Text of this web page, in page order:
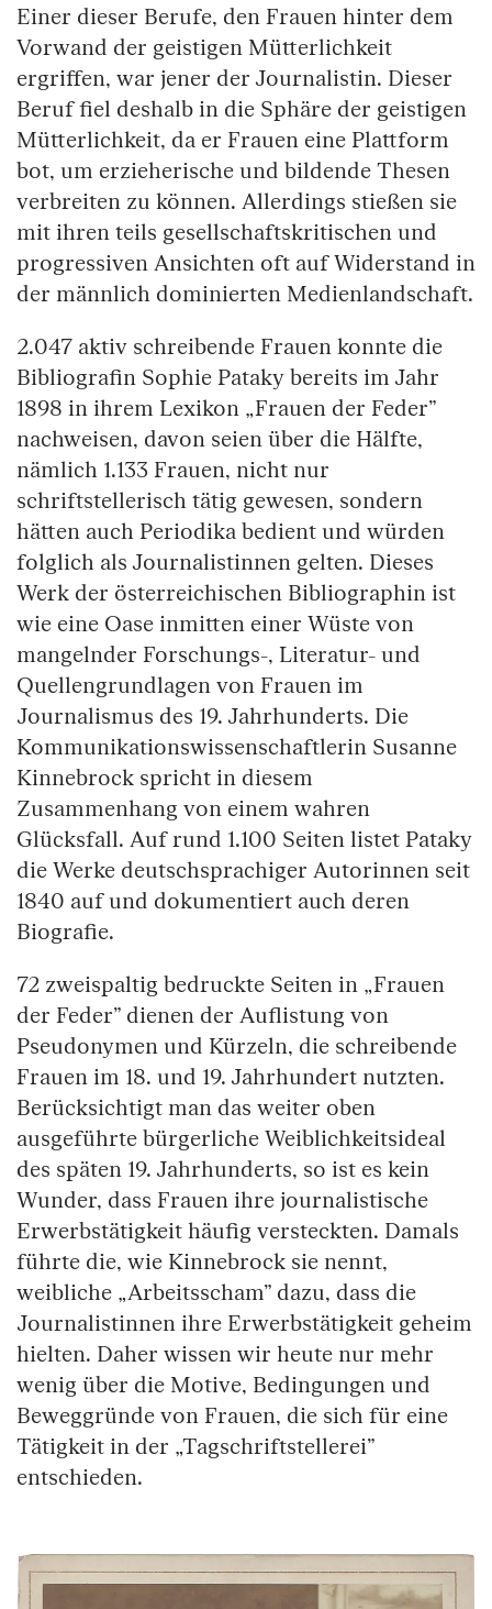
Einer dieser Berufe, den Frauen hinter dem
Vorwand der geistigen Mütterlichkeit
ergriffen, war jener der Journalistin. Dieser
Beruf fiel deshalb in die Sphäre der geistigen
Mütterlichkeit, da er Frauen eine Plattform
bot, um erzieherische und bildende Thesen
verbreiten zu können. Allerdings stießen sie
mit ihren teils gesellschaftskritischen und
progressiven Ansichten oft auf Widerstand in
der männlich dominierten Medienlandschaft.
2.047 aktiv schreibende Frauen konnte die
Bibliografin Sophie Pataky bereits im Jahr
1898 in ihrem Lexikon „Frauen der Feder”
nachweisen, davon seien über die Hälfte,
nämlich 1.133 Frauen, nicht nur
schriftstellerisch tätig gewesen, sondern
hätten auch Periodika bedient und würden
folglich als Journalistinnen gelten. Dieses
Werk der österreichischen Bibliographin ist
wie eine Oase inmitten einer Wüste von
mangelnder Forschungs-, Literatur- und
Quellengrundlagen von Frauen im
Journalismus des 19. Jahrhunderts. Die
Kommunikationswissenschaftlerin Susanne
Kinnebrock spricht in diesem
Zusammenhang von einem wahren
Glücksfall. Auf rund 1.100 Seiten listet Pataky
die Werke deutschsprachiger Autorinnen seit
1840 auf und dokumentiert auch deren
Biografie.
72 zweispaltig bedruckte Seiten in „Frauen
der Feder” dienen der Auflistung von
Pseudonymen und Kürzeln, die schreibende
Frauen im 18. und 19. Jahrhundert nutzten.
Berücksichtigt man das weiter oben
ausgeführte bürgerliche Weiblichkeitsideal
des späten 19. Jahrhunderts, so ist es kein
Wunder, dass Frauen ihre journalistische
Erwerbstätigkeit häufig versteckten. Damals
führte die, wie Kinnebrock sie nennt,
weibliche „Arbeitsscham” dazu, dass die
Journalistinnen ihre Erwerbstätigkeit geheim
hielten. Daher wissen wir heute nur mehr
wenig über die Motive, Bedingungen und
Beweggründe von Frauen, die sich für eine
Tätigkeit in der „Tagschriftstellerei”
entschieden.